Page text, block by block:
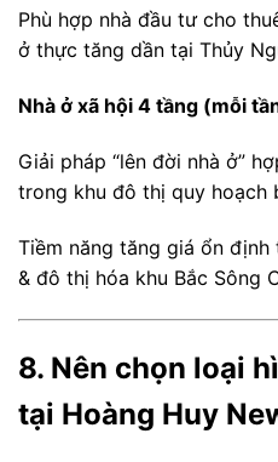
Phù hợp nhà đầu tư cho
ở thực tăng dần tại Thủy
Nhà ở xã hội 4 tầng (mỗi
Giải pháp “lên đời nhà ở”
trong khu đô thị quy hoạch
Tiềm năng tăng giá ổn
& đô thị hóa khu Bắc Sông
8. Nên chọn loại
tại Hoàng Huy